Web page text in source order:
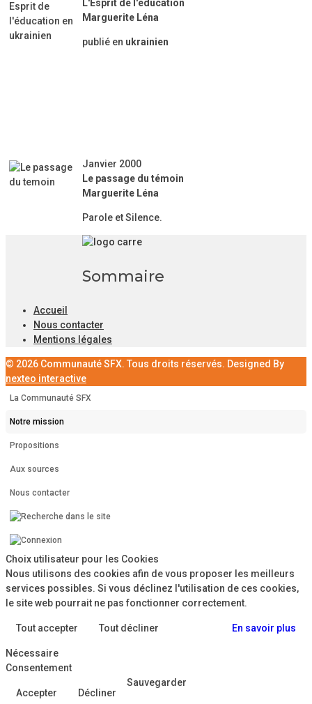
L'Esprit de l'éducation
Marguerite Léna
publié en ukrainien
Janvier 2000
Le passage du témoin
Marguerite Léna
Parole et Silence.
Sommaire
Accueil
Nous contacter
Mentions légales
© 2026 Communauté SFX. Tous droits réservés. Designed By
nexteo interactive
La Communauté SFX
Notre mission
Propositions
Aux sources
Nous contacter
Choix utilisateur pour les Cookies
Nous utilisons des cookies afin de vous proposer les meilleurs
services possibles. Si vous déclinez l'utilisation de ces cookies,
le site web pourrait ne pas fonctionner correctement.
Tout accepter Tout décliner En savoir plus
Nécessaire
Consentement
Accepter Décliner
Sauvegarder